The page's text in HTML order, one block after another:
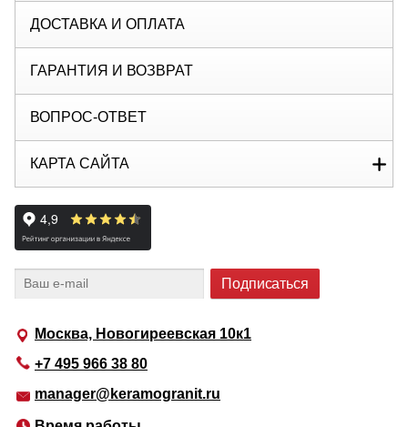
Москва, Новогиреевская 10к1
+7 495 966 38 80
manager@keramogranit.ru
ДОСТАВКА И ОПЛАТА
ГАРАНТИЯ И ВОЗВРАТ
ВОПРОС-ОТВЕТ
КАРТА САЙТА